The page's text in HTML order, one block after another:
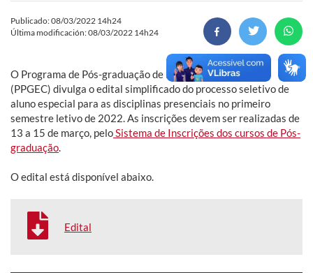
Publicado: 08/03/2022 14h24
Última modificación: 08/03/2022 14h24
O Programa de Pós-graduação de Educação em Ciências
(PPGEC) divulga o edital simplificado do processo seletivo de
aluno especial para as disciplinas presenciais no primeiro
semestre letivo de 2022. As inscrições devem ser realizadas de
13 a 15 de março, pelo Sistema de Inscrições dos cursos de Pós-
graduação
O edital está disponível abaixo.
Edital